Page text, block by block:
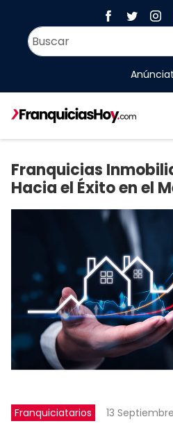
Franquicias
Hacia el Éxito en el
Franquiciatarios 13